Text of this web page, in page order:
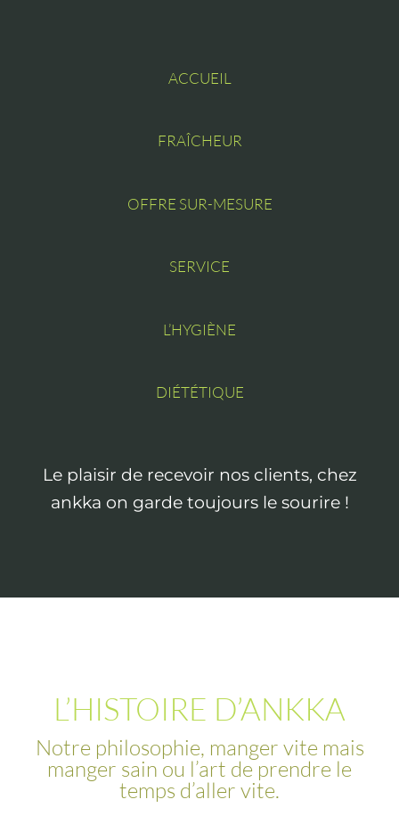
ACCUEIL
FRAÎCHEUR
OFFRE SUR-MESURE
SERVICE
L’HYGIÈNE
DIÉTÉTIQUE
Le plaisir de recevoir nos clients, chez
ankka on garde toujours le sourire !
L’HISTOIRE D’ANKKA
Notre philosophie, manger vite mais
manger sain ou l’art de prendre le
temps d’aller vite.